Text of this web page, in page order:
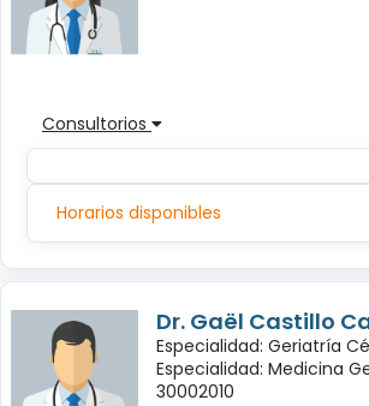
Consultorios
Horarios disponibles
Dr. Gaël Castillo
Especialidad: Geriatría
Especialidad: Medicina
30002010